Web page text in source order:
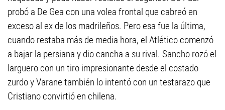
probó a De Gea con una volea frontal que cabreó en
exceso al ex de los madrileños. Pero esa fue la última,
cuando restaba más de media hora, el Atlético comenzó
a bajar la persiana y dio cancha a su rival. Sancho rozó el
larguero con un tiro impresionante desde el costado
zurdo y Varane también lo intentó con un testarazo que
Cristiano convirtió en chilena.